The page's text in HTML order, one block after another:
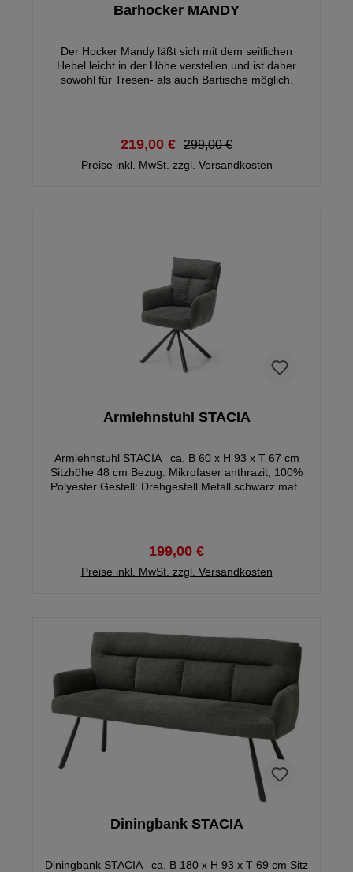
Barhocker MANDY
Der Hocker Mandy läßt sich mit dem seitlichen
Hebel leicht in der Höhe verstellen und ist daher
sowohl für Tresen- als auch Bartische möglich.
219,00 € 299,00 €
Preise inkl. MwSt. zzgl. Versandkosten
Armlehnstuhl STACIA
Armlehnstuhl STACIA ca. B 60 x H 93 x T 67 cm
Sitzhöhe 48 cm Bezug: Mikrofaser anthrazit, 100%
Polyester Gestell: Drehgestell Metall schwarz matt,
199,00 €
Preise inkl. MwSt. zzgl. Versandkosten
Diningbank STACIA
Diningbank STACIA ca. B 180 x H 93 x T 69 cm Sitz